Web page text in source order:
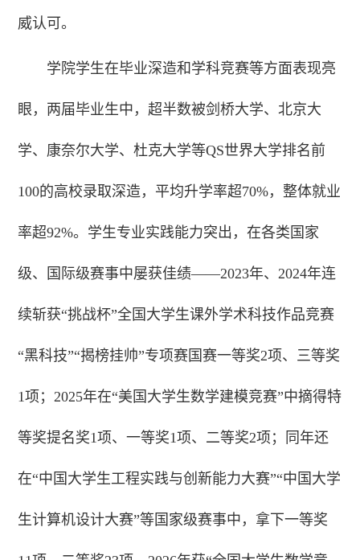
威认可。
学院学生在毕业深造和学科竞赛等方面表现亮
眼，两届毕业生中，超半数被剑桥大学、北京大
学、康奈尔大学、杜克大学等QS世界大学排名前
100的高校录取深造，平均升学率超70%，整体就业
率超92%。学生专业实践能力突出，在各类国家
级、国际级赛事中屡获佳绩——2023年、2024年连
续斩获“挑战杯”全国大学生课外学术科技作品竞赛
“黑科技”“揭榜挂帅”专项赛国赛一等奖2项、三等奖
1项；2025年在“美国大学生数学建模竞赛”中摘得特
等奖提名奖1项、一等奖1项、二等奖2项；同年还
在“中国大学生工程实践与创新能力大赛”“中国大学
生计算机设计大赛”等国家级赛事中，拿下一等奖